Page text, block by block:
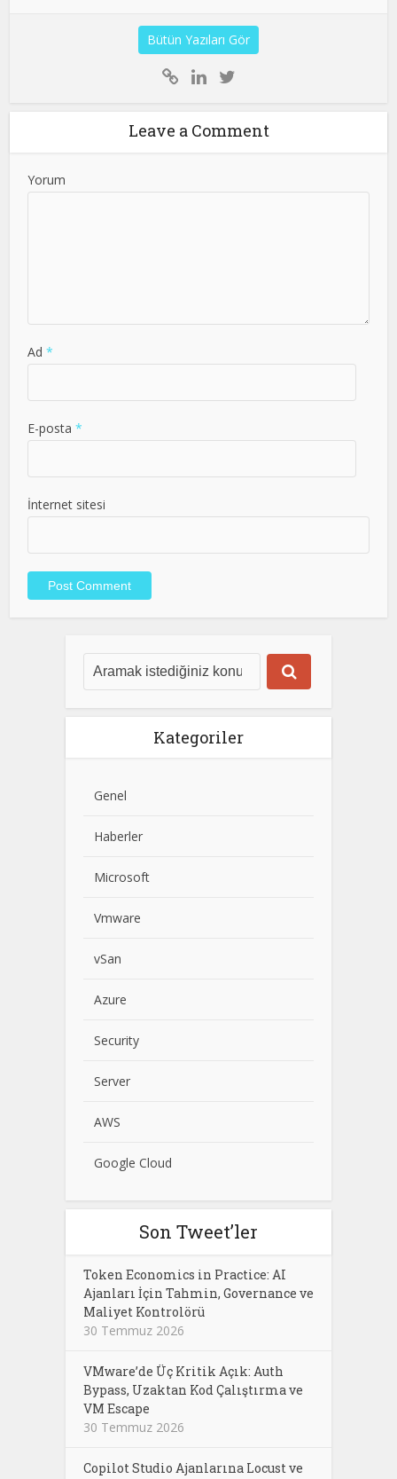
Bütün Yazıları Gör
Leave a Comment
Yorum
Ad*
E-posta*
İnternet sitesi
Kategoriler
Genel
Haberler
Microsoft
Vmware
vSan
Azure
Security
Server
AWS
Google Cloud
Son Tweet’ler
Token Economics in Practice: AI
Ajanları İçin Tahmin, Governance ve
Maliyet Kontrolörü
30 Temmuz 2026
VMware’de Üç Kritik Açık: Auth
Bypass, Uzaktan Kod Çalıştırma ve
VM Escape
30 Temmuz 2026
Copilot Studio Ajanlarına Locust ve